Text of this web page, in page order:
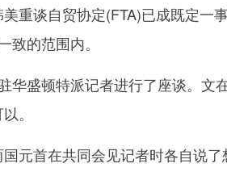
谈自贸协定(FTA)已成既定一事
的范围内。
盛顿特派记者进行了座谈。文
。
元首在共同会见记者时各自说了